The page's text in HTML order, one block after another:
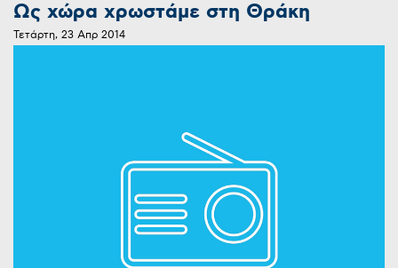
Ως χώρα χρωστάμε στη Θράκη
Τετάρτη, 23 Απρ 2014